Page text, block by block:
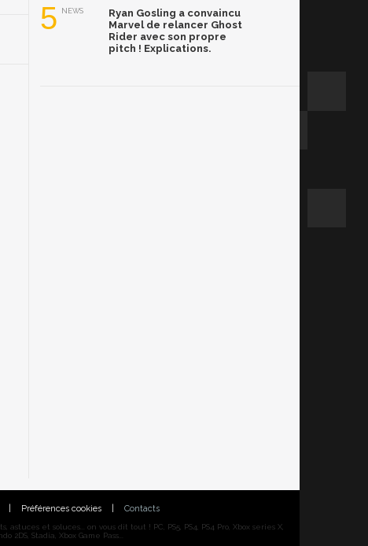
5 NEWS
Ryan Gosling a convaincu
Marvel de relancer Ghost
Rider avec son propre
pitch ! Explications.
Préférences cookies Contacts
et soluces... on vous dit tout ! PC, PS5, PS4, PS4 Pro, Xbox series X,
Stadia, Xbox Game Pass...